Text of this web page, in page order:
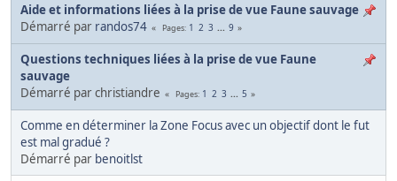
Aide et informations liées à la prise de vue Faune sauvage
Démarré par randos74 Pages 1 2 3 ... 9
Questions techniques liées à la prise de vue Faune
sauvage
Démarré par christiandre
Pages 1 2 3 ... 5
Comme en déterminer la Zone Focus avec un objectif dont le fut
est mal gradué ?
Démarré par benoitlst